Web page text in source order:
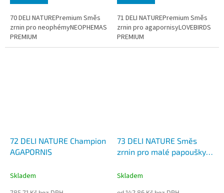
70 DELI NATUREPremium Směs
zrnin pro neophémyNEOPHEMAS
PREMIUM
71 DELI NATUREPremium Směs
zrnin pro agapornisyLOVEBIRDS
PREMIUM
72 DELI NATURE Champion
AGAPORNIS
Skladem
73 DELI NATURE Směs
zrnin pro malé papoušky s
Skladem